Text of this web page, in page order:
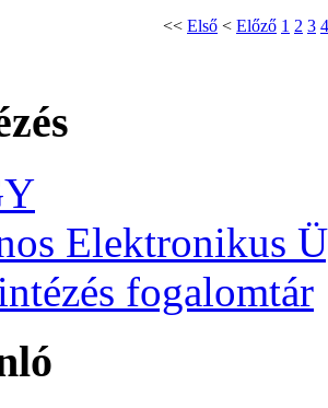
<< Első < Előző 1 2 3 4
Elektronikus
fogalomtár